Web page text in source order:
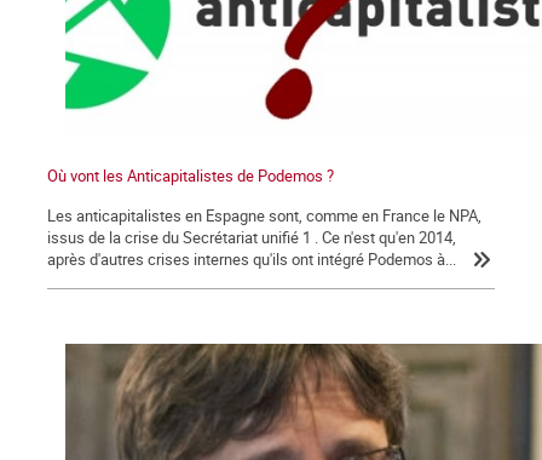
Où vont les Anticapitalistes de Podemos ?
Les anticapitalistes en Espagne sont, comme en France le NPA,
issus de la crise du Secrétariat unifié 1 . Ce n'est qu'en 2014,
après d'autres crises internes qu'ils ont intégré Podemos à...